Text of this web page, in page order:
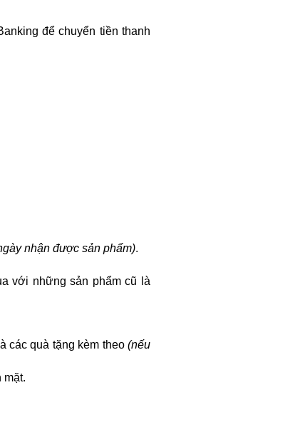
để chuyển tiền thanh
nhận được sản phẩm).
với những sản phẩm cũ là
các quà tặng kèm theo(nếu
mặt.